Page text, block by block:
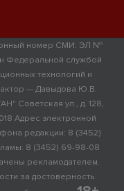
номер СМИ: ЭЛ №
Федеральной службой
технологий и
— Давыдова Ю.В.
Советская ул., д. 128,
Адрес электронной
редакции: 8 (3452)
8 (3452) 69-98-08
рекламодателем.
за достоверность